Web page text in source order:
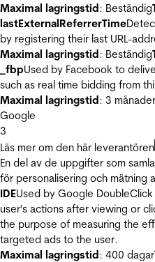
Maximal lagringstid: Beständig
lastExternalReferrerTime
by registering their last URL-
Maximal lagringstid: Beständig
_fbpUsed by Facebook to
such as real time bidding from
Maximal lagringstid: 3 månader
Google
3
Läs mer om den här leverantören
En del av de uppgifter som
för personalisering och mätning
IDEUsed by Google
user's actions after viewing or
the purpose of measuring the
targeted ads to the user.
Maximal lagringstid: 400 dagar